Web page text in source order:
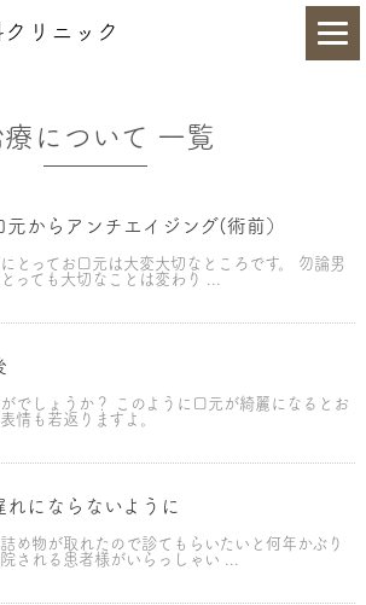
リニック
療について 一覧
元からアンチエイジング(術前）
とってお口元は大変大切なところです。 勿論男
っても大切なことは変わり ...
でしょうか？ このように口元が綺麗になるとお
情も若返りますよ。
れにならないように
詰め物が取れたので診てもらいたいと何年かぶり
される患者様がいらっしゃい ...